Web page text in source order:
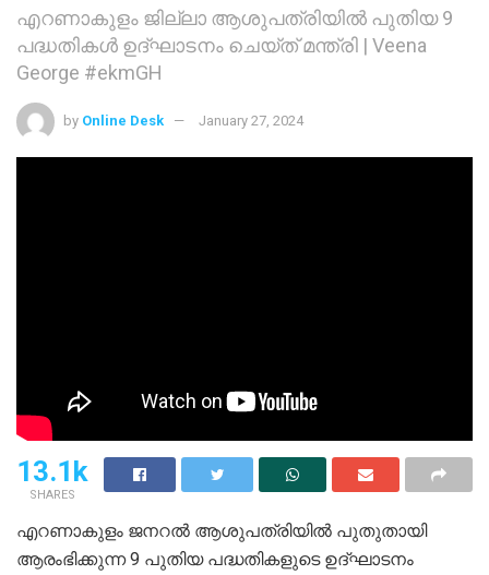
എറണാകുളം ജില്ലാ ആശുപത്രിയില്‍ പുതിയ 9
പദ്ധതികള്‍ ഉദ്ഘാടനം ചെയ്ത് മന്ത്രി | Veena
George #ekmGH
by Online Desk January 27, 2024
13.1k
SHARES
എറണാകുളം ജനറൽ ആശുപത്രിയിൽ പുതുതായി
ആരംഭിക്കുന്ന 9 പുതിയ പദ്ധതികളുടെ ഉദ്ഘാടനം